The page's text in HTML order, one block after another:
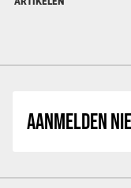
AANMELDEN